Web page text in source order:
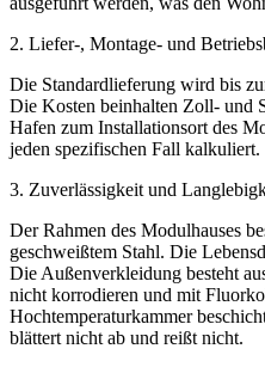
2. Liefer-, Montage- und
Die Standardlieferung wird bis
Die Kosten beinhalten Zoll- und
Hafen zum Installationsort des
jeden spezifischen Fall kalkuliert.
3. Zuverlässigkeit und
Der Rahmen des Modulhauses
geschweißtem Stahl. Die
Die Außenverkleidung besteht
nicht korrodieren und mit
Hochtemperaturkammer
blättert nicht ab und reißt nicht.